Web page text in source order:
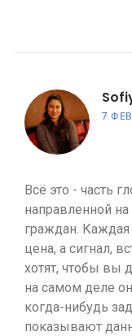
7
Всё это - часть
направленной
граждан.
цена, а сигнал,
хотят, чтобы вы
на самом деле
когда-нибудь
показывают